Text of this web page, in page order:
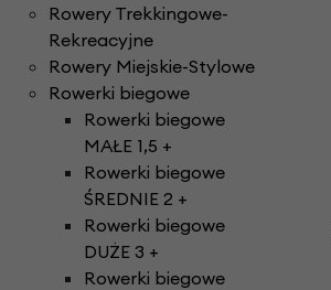
Rowery Trekkingowe-
Rekreacyjne
Rowery Miejskie-Stylowe
Rowerki biegowe
Rowerki biegowe
MAŁE 1,5 +
Rowerki biegowe
ŚREDNIE 2 +
Rowerki biegowe
DUŻE 3 +
Rowerki biegowe